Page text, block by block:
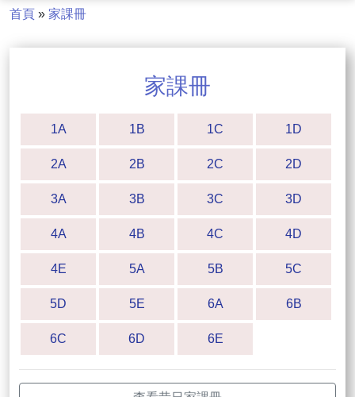
首頁 » 家課冊
家課冊
1A 1B 1C 1D
2A 2B 2C 2D
3A 3B 3C 3D
4A 4B 4C 4D
4E 5A 5B 5C
5D 5E 6A 6B
6C 6D 6E